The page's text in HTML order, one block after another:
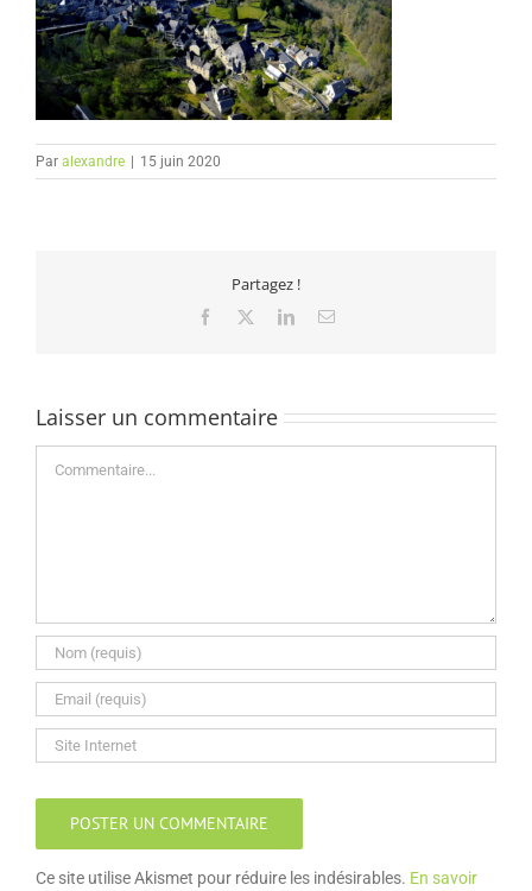
Par alexandre 15 juin 2020
Partagez !
Facebook LinkedIn
Laisser un commentaire
Ce site utilise Akismet pour réduire les indésirables. En savoir